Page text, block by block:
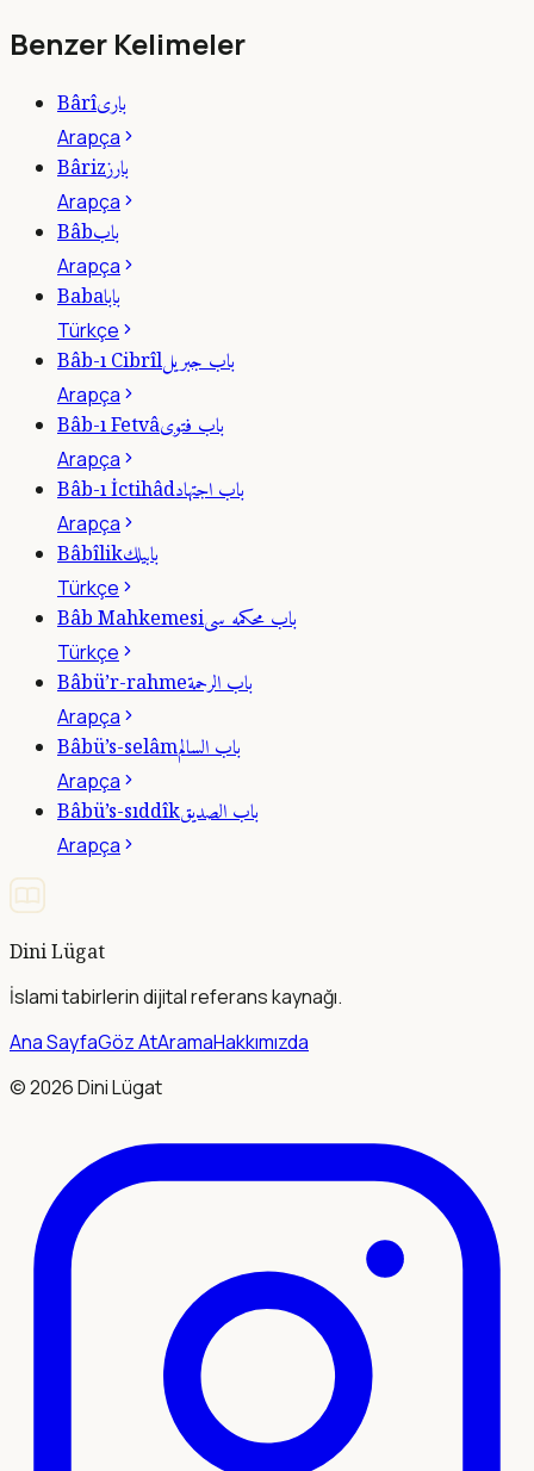
Benzer Kelimeler
Bârîبارى
Arapça
Bârizبارز
Arapça
Bâbباب
Arapça
Babaبابا
Türkçe
Bâb-ı Cibrîlباب جبريل
Arapça
Bâb-ı Fetvâباب فتوى
Arapça
Bâb-ı İctihâdباب اجتهاد
Arapça
Bâbîlikبابيلك
Türkçe
Bâb Mahkemesiباب محكمه سى
Türkçe
Bâbü’r-rahmeباب الرحمة
Arapça
Bâbü’s-selâmباب السالم
Arapça
Bâbü’s-sıddîkباب الصديق
Arapça
Dini Lügat
İslami tabirlerin dijital referans kaynağı.
Ana SayfaGöz AtAramaHakkımızda
©2026Dini Lügat